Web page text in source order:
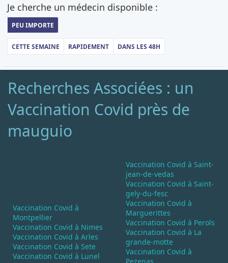
Je cherche un médecin disponible :
PEU IMPORTE
CETTE SEMAINE RAPIDEMENT DANS LES 48H
Recherches Associées : un
Vaccination Covid près de
mauguio
Vaccination Covid à
Montpellier
Vaccination Covid à Nimes
Vaccination Covid à Arles
Vaccination Covid à Sete
Vaccination Covid à Lunel
Vaccination Covid à Saint-
jean-de-vedas
Vaccination Covid à Saint-
gely-du-fesc
Vaccination Covid à
Marguerittes
Vaccination Covid à Perols
Vaccination Covid à La
grande-motte
Vaccination Covid à